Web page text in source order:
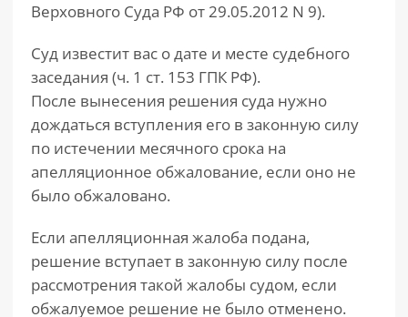
Верховного Суда РФ от 29.05.2012 N 9).
Суд известит вас о дате и месте судебного
заседания (ч. 1 ст. 153 ГПК РФ).
После вынесения решения суда нужно
дождаться вступления его в законную силу
по истечении месячного срока на
апелляционное обжалование, если оно не
было обжаловано.
Если апелляционная жалоба подана,
решение вступает в законную силу после
рассмотрения такой жалобы судом, если
обжалуемое решение не было отменено.